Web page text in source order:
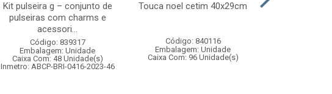
Kit pulseira g – conjunto de
pulseiras com charms e
acessori...
Código: 839317
Embalagem: Unidade
Caixa Com: 48 Unidade(s)
Inmetro: ABCP-BRI-0416-2023-46
Touca noel cetim 40x29cm
Código: 840116
Embalagem: Unidade
Caixa Com: 96 Unidade(s)